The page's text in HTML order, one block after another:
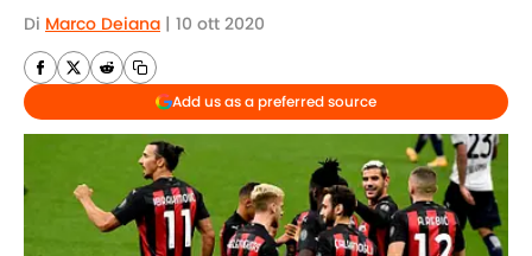
Di Marco Deiana | 10 ott 2020
Add us as a preferred source